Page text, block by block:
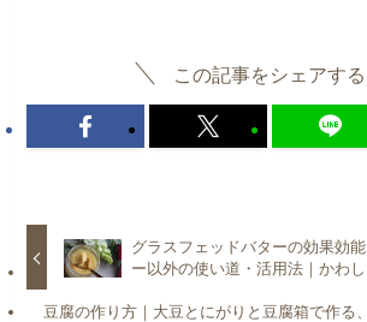
この記事をシェアする
グラスフェッドバターの効果効
ー以外の使い道・活用法｜かわ
豆腐の作り方｜大豆とにがりと豆腐箱で作る